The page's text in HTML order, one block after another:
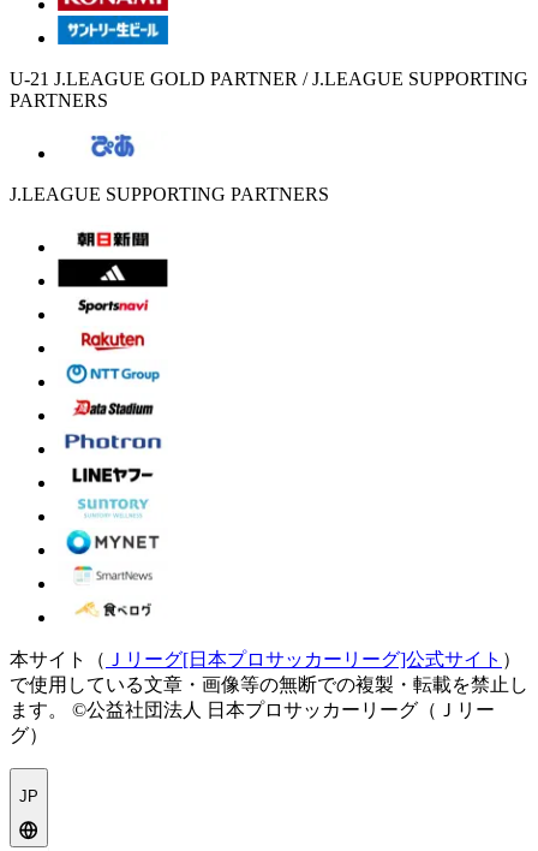
U-21 J.LEAGUE GOLD PARTNER / J.LEAGUE SUPPORTING
PARTNERS
J.LEAGUE SUPPORTING PARTNERS
本サイト（ Ｊリーグ[日本プロサッカーリーグ]公式サイト ）
で使用している文章・画像等の無断での複製・転載を禁止し
ます。
©公益社団法人 日本プロサッカーリーグ（Ｊリー
グ）
JP